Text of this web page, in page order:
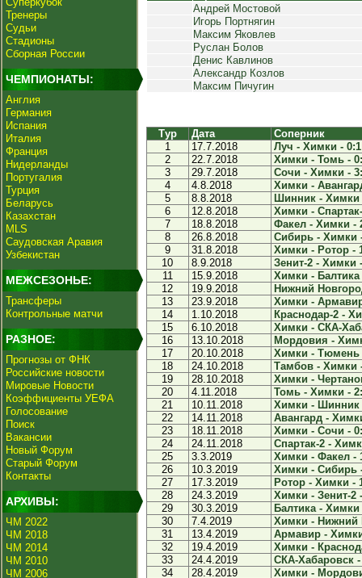
Тренеры
Судьи
Стадионы
Сборная России
ЧЕМПИОНАТЫ:
Англия
Германия
Испания
Италия
Франция
Нидерланды
Португалия
Турция
Беларусь
Казахстан
MLS
Саудовская Аравия
Узбекистан
МЕЖСЕЗОНЬЕ:
Трансферы
Контрольные матчи
РАЗНОЕ:
Прогнозы от ФНК
Российские новости
Мировые Новости
Коэффициенты УЕФА
Голосование
Поиск
Вакансии
Новый Форум
Старый Форум
Контакты
АРХИВЫ:
ЧМ 2022
ЧМ 2018
ЧМ 2014
ЧМ 2010
ЧМ 2006
Андрей Мостовой
Игорь Портнягин
Максим Яковлев
Руслан Болов
Денис Кавлинов
Александр Козлов
Максим Пичугин
Тур Дата
Соперник
1
17.7.2018
Луч - Химки - 0:1
2
22.7.2018
Химки - Томь -
3
29.7.2018
Сочи - Химки -
4
4.8.2018
Химки -
5
8.8.2018
Шинник - Химки
6
12.8.2018
Химки -
7
18.8.2018
Факел - Химки -
8
26.8.2018
Сибирь - Химки
9
31.8.2018
Химки - Ротор -
10
8.9.2018
Зенит-2 - Химки
11
15.9.2018
Химки - Балтика
12
19.9.2018
Нижний
13
23.9.2018
Химки -
14
1.10.2018
Краснодар-2 -
15
6.10.2018
Химки - СКА-
16
13.10.2018
Мордовия -
17
20.10.2018
Химки - Тюмень
18
24.10.2018
Тамбов - Химки
19
28.10.2018
Химки -
20
4.11.2018
Томь - Химки -
21
10.11.2018
Химки - Шинник
22
14.11.2018
Авангард -
23
18.11.2018
Химки - Сочи -
24
24.11.2018
Спартак-2 -
25
3.3.2019
Химки - Факел -
26
10.3.2019
Химки - Сибирь
27
17.3.2019
Ротор - Химки -
28
24.3.2019
Химки - Зенит-2
29
30.3.2019
Балтика - Химки
30
7.4.2019
Химки - Нижний
31
13.4.2019
Армавир -
32
19.4.2019
Химки -
33
24.4.2019
СКА-Хабаровск
34
28.4.2019
Химки -